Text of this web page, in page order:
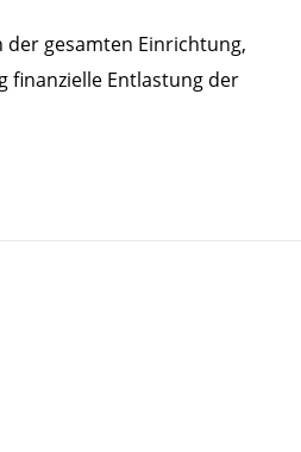
gesamten Einrichtung,
finanzielle Entlastung der